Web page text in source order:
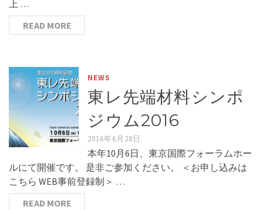
上 …
READ MORE
NEWS
東レ先端材料シンポ
ジウム2016
2016年6月28日
本年10月6日、東京国際フォーラムホー
ルにて開催です。 是非ご参加ください。 ＜お申し込みは
こちら WEB事前登録制＞ …
READ MORE